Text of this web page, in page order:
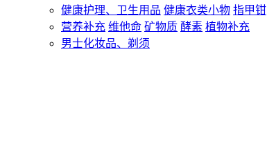
健康护理、卫生用品 健康衣类小物 指甲钳
营养补充 维他命 矿物质 酵素 植物补充
男士化妆品、剃须